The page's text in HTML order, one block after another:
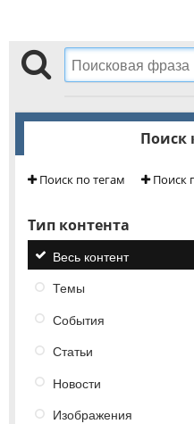
Поиск
Поиск по тегам Поиск
Тип контента
Весь контент
Темы
События
Статьи
Новости
Изображения